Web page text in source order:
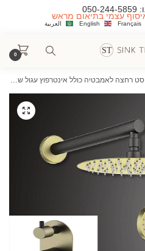
050-244-5859
עצמי בתיאום מראש
العربية English Français
0
סט רחצה לאמבטיה כולל אינטרפוץ עגול שחור מט בשילוב שחור מט